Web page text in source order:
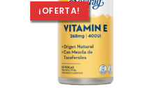
¡OFERTA!